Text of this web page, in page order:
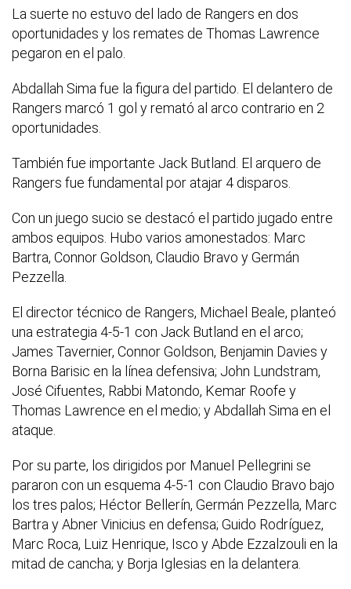
La suerte no estuvo del lado de Rangers en dos
oportunidades y los remates de Thomas Lawrence
pegaron en el palo.
Abdallah Sima fue la figura del partido. El delantero de
Rangers marcó 1 gol y remató al arco contrario en 2
oportunidades.
También fue importante Jack Butland. El arquero de
Rangers fue fundamental por atajar 4 disparos.
Con un juego sucio se destacó el partido jugado entre
ambos equipos. Hubo varios amonestados: Marc
Bartra, Connor Goldson, Claudio Bravo y Germán
Pezzella.
El director técnico de Rangers, Michael Beale, planteó
una estrategia 4-5-1 con Jack Butland en el arco;
James Tavernier, Connor Goldson, Benjamin Davies y
Borna Barisic en la línea defensiva; John Lundstram,
José Cifuentes, Rabbi Matondo, Kemar Roofe y
Thomas Lawrence en el medio; y Abdallah Sima en el
ataque.
Por su parte, los dirigidos por Manuel Pellegrini se
pararon con un esquema 4-5-1 con Claudio Bravo bajo
los tres palos; Héctor Bellerín, Germán Pezzella, Marc
Bartra y Abner Vinicius en defensa; Guido Rodríguez,
Marc Roca, Luiz Henrique, Isco y Abde Ezzalzouli en la
mitad de cancha; y Borja Iglesias en la delantera.